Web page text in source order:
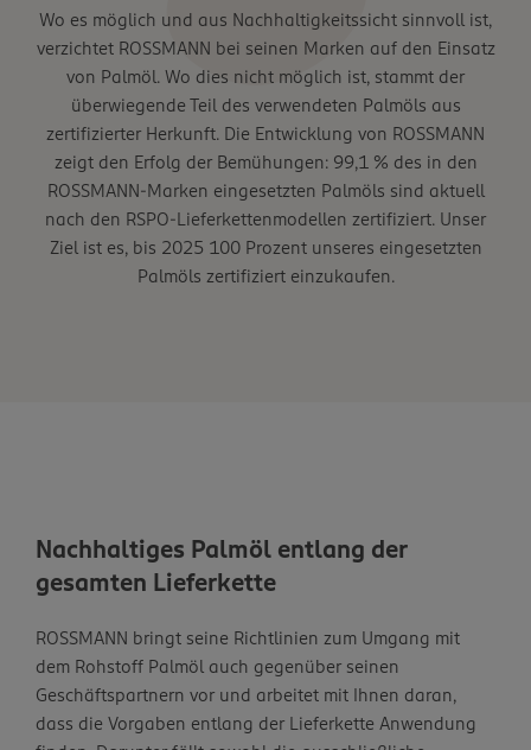
Wo es möglich und aus Nachhaltigkeitssicht sinnvoll ist,
verzichtet ROSSMANN bei seinen Marken auf den Einsatz
von Palmöl. Wo dies nicht möglich ist, stammt der
überwiegende Teil des verwendeten Palmöls aus
zertifizierter Herkunft. Die Entwicklung von ROSSMANN
zeigt den Erfolg der Bemühungen: 99,1 % des in den
ROSSMANN-Marken eingesetzten Palmöls sind aktuell
nach den RSPO-Lieferkettenmodellen zertifiziert. Unser
Ziel ist es, bis 2025 100 Prozent unseres eingesetzten
Palmöls zertifiziert einzukaufen.
Nachhaltiges Palmöl entlang der
gesamten Lieferkette
ROSSMANN bringt seine Richtlinien zum Umgang mit
dem Rohstoff Palmöl auch gegenüber seinen
Geschäftspartnern vor und arbeitet mit Ihnen daran,
dass die Vorgaben entlang der Lieferkette Anwendung